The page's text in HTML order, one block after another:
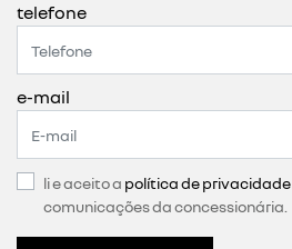
telefone
e-mail
li e aceito a política de privacidade
comunicações da concessionária.